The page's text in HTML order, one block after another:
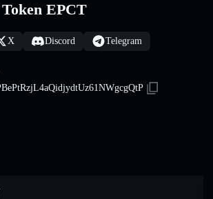
EPCT
X Discord Telegram